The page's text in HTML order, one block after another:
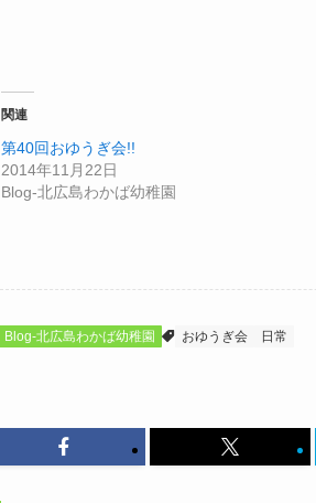
関連
第40回おゆうぎ会!!
2014年11月22日
Blog-北広島わかば幼稚園
Blog-北広島わかば幼稚園 おゆうぎ会 日常